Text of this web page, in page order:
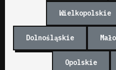
Wielkopolskie
Dolnośląskie
Opolskie